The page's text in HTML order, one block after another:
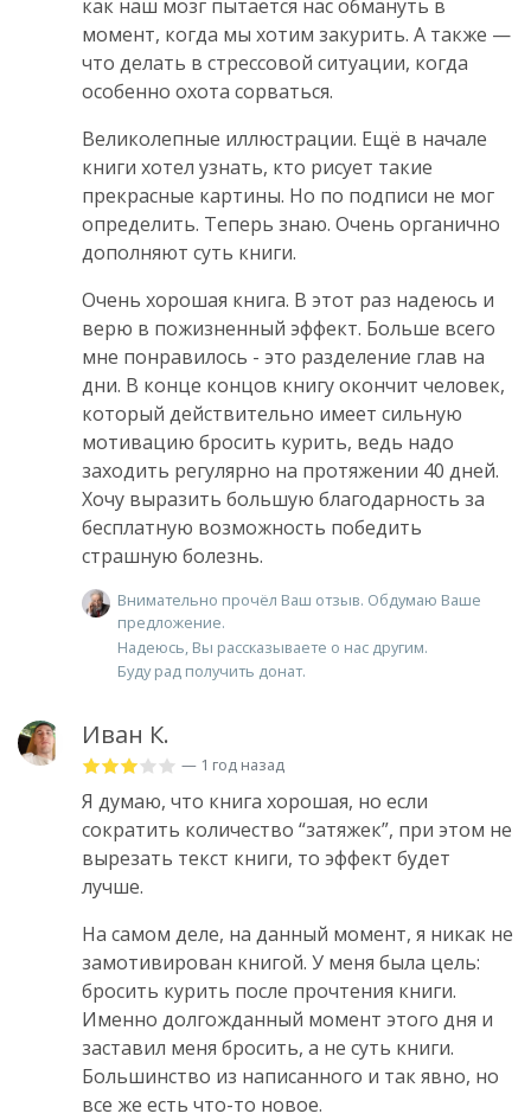
как наш мозг пытается нас обмануть в
момент, когда мы хотим закурить. А также —
что делать в стрессовой ситуации, когда
особенно охота сорваться.
Великолепные иллюстрации. Ещё в начале
книги хотел узнать, кто рисует такие
прекрасные картины. Но по подписи не мог
определить. Теперь знаю. Очень органично
дополняют суть книги.
Очень хорошая книга. В этот раз надеюсь и
верю в пожизненный эффект. Больше всего
мне понравилось - это разделение глав на
дни. В конце концов книгу окончит человек,
который действительно имеет сильную
мотивацию бросить курить, ведь надо
заходить регулярно на протяжении 40 дней.
Хочу выразить большую благодарность за
бесплатную возможность победить
страшную болезнь.
Внимательно прочёл Ваш отзыв. Обдумаю Ваше
предложение.
Надеюсь, Вы рассказываете о нас другим.
Буду рад получить донат.
Иван К.
— 1 год назад
Я думаю, что книга хорошая, но если
сократить количество “затяжек”, при этом не
вырезать текст книги, то эффект будет
лучше.
На самом деле, на данный момент, я никак не
замотивирован книгой. У меня была цель:
бросить курить после прочтения книги.
Именно долгожданный момент этого дня и
заставил меня бросить, а не суть книги.
Большинство из написанного и так явно, но
все же есть что-то новое.